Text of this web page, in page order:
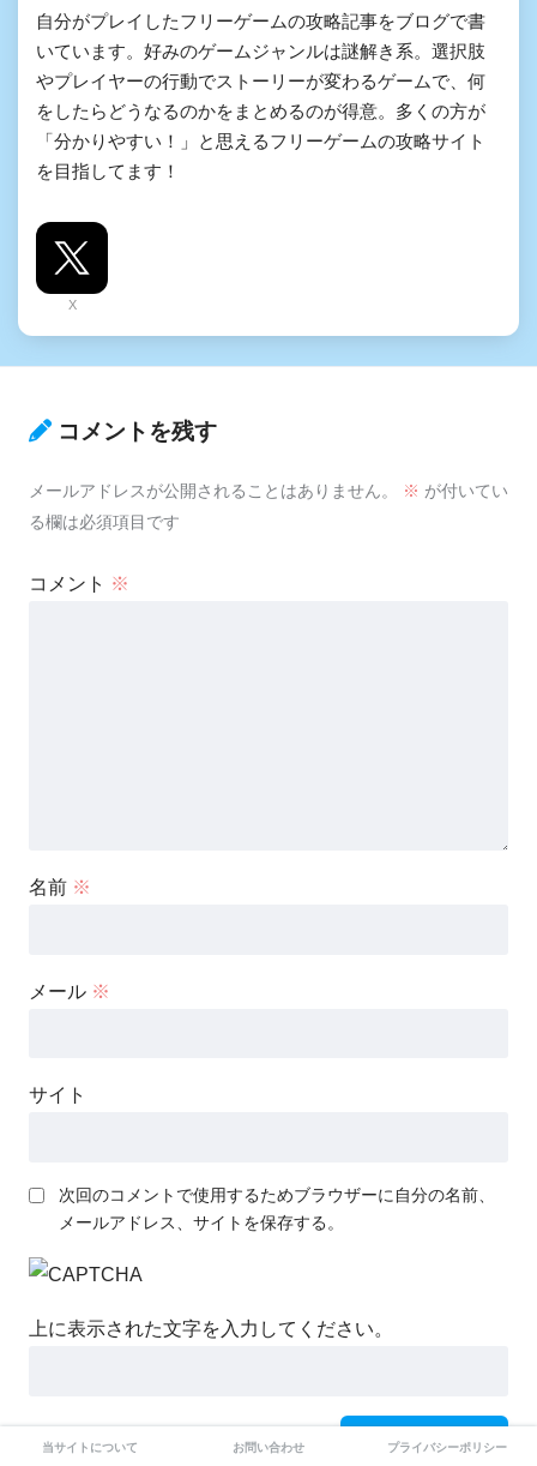
自分がプレイしたフリーゲームの攻略記事をブログで書
いています。好みのゲームジャンルは謎解き系。選択肢
やプレイヤーの行動でストーリーが変わるゲームで、何
をしたらどうなるのかをまとめるのが得意。多くの方が
「分かりやすい！」と思えるフリーゲームの攻略サイト
を目指してます！
X
コメントを残す
メールアドレスが公開されることはありません。 ※ が付いてい
る欄は必須項目です
コメント ※
名前 ※
メール ※
サイト
次回のコメントで使用するためブラウザーに自分の名前、
メールアドレス、サイトを保存する。
上に表示された文字を入力してください。
当サイトについて お問い合わせ プライバシーポリシー